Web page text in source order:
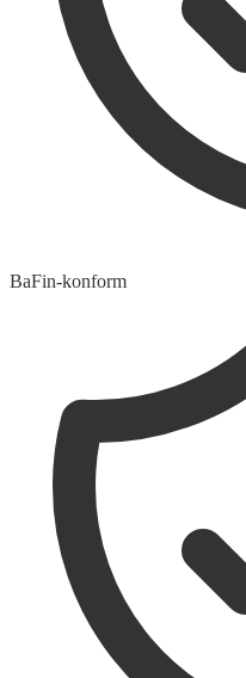
BaFin-konform